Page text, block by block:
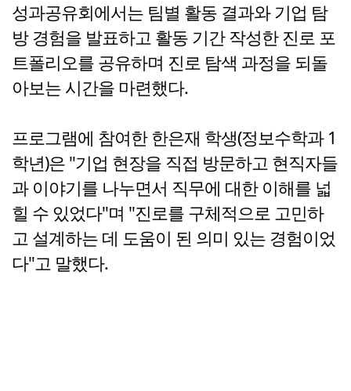
성과공유회에서는 팀별 활동 결과와 기업 탐
방 경험을 발표하고 활동 기간 작성한 진로 포
트폴리오를 공유하며 진로 탐색 과정을 되돌
아보는 시간을 마련했다.
프로그램에 참여한 한은재 학생(정보수학과 1
학년)은 "기업 현장을 직접 방문하고 현직자들
과 이야기를 나누면서 직무에 대한 이해를 넓
힐 수 있었다"며 "진로를 구체적으로 고민하
고 설계하는 데 도움이 된 의미 있는 경험이었
다"고 말했다.